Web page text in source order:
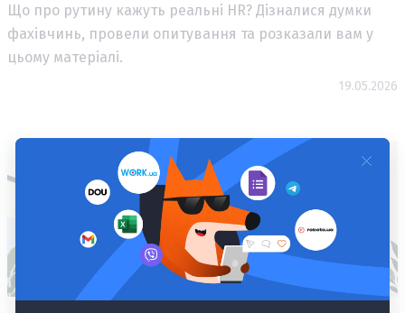
Що про рутину кажуть реальні HR? Дізналися думки
фахівчинь, провели опитування та розказали вам у
цьому матеріалі.
19.05.2026